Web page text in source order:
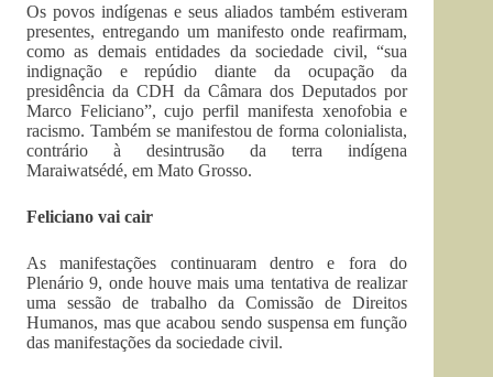
Os povos indígenas e seus aliados também estiveram
presentes, entregando um manifesto onde reafirmam,
como as demais entidades da sociedade civil, “sua
indignação e repúdio diante da ocupação da
presidência da CDH da Câmara dos Deputados por
Marco Feliciano”, cujo perfil manifesta xenofobia e
racismo. Também se manifestou de forma colonialista,
contrário à desintrusão da terra indígena
Maraiwatsédé, em Mato Grosso.
Feliciano vai cair
As manifestações continuaram dentro e fora do
Plenário 9, onde houve mais uma tentativa de realizar
uma sessão de trabalho da Comissão de Direitos
Humanos, mas que acabou sendo suspensa em função
das manifestações da sociedade civil.